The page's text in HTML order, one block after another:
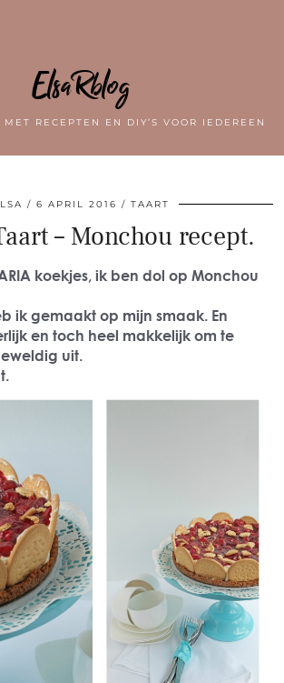
ElsaRblog
RECEPTEN EN DIY’S VOOR IEDEREEN
6 APRIL 2016 TAART
– Monchou recept.
koekjes, ik ben dol op Monchou
ik gemaakt op mijn smaak. En
en toch heel makkelijk om te
uit.